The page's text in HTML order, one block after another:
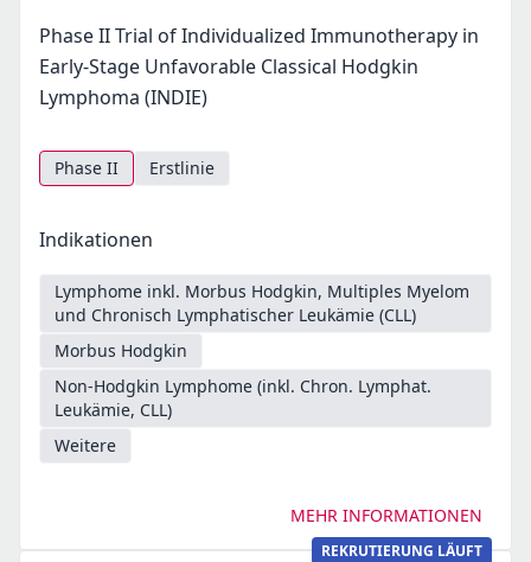
Phase II Trial of Individualized Immunotherapy in
Early-Stage Unfavorable Classical Hodgkin
Lymphoma (INDIE)
Phase II Erstlinie
Indikationen
Lymphome inkl. Morbus Hodgkin, Multiples Myelom
und Chronisch Lymphatischer Leukämie (CLL)
Morbus Hodgkin
Non-Hodgkin Lymphome (inkl. Chron. Lymphat.
Leukämie, CLL)
Weitere
MEHR INFORMATIONEN
REKRUTIERUNG LÄUFT